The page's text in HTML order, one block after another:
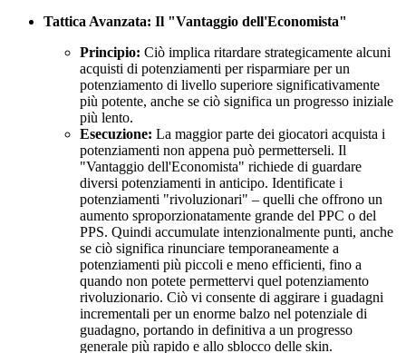
Tattica Avanzata: Il "Vantaggio dell'Economista"
Principio: Ciò implica ritardare strategicamente alcuni
acquisti di potenziamenti per risparmiare per un
potenziamento di livello superiore significativamente
più potente, anche se ciò significa un progresso iniziale
più lento.
Esecuzione: La maggior parte dei giocatori acquista i
potenziamenti non appena può permetterseli. Il
"Vantaggio dell'Economista" richiede di guardare
diversi potenziamenti in anticipo. Identificate i
potenziamenti "rivoluzionari" – quelli che offrono un
aumento sproporzionatamente grande del PPC o del
PPS. Quindi accumulate intenzionalmente punti, anche
se ciò significa rinunciare temporaneamente a
potenziamenti più piccoli e meno efficienti, fino a
quando non potete permettervi quel potenziamento
rivoluzionario. Ciò vi consente di aggirare i guadagni
incrementali per un enorme balzo nel potenziale di
guadagno, portando in definitiva a un progresso
generale più rapido e allo sblocco delle skin.